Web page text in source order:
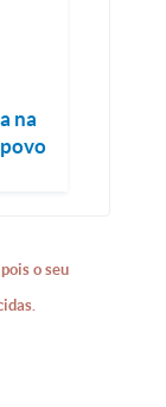
na
o seu